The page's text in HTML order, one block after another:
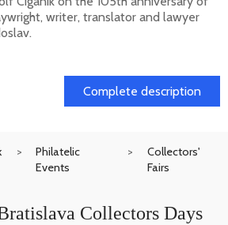
writer, translator and lawyer
Complete description
Philatelic
Events
Collectors'
Fairs
Collectors Days